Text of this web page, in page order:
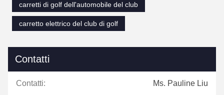
carretti di golf dell'automobile del club
carretto elettrico del club di golf
Contatti
Contatti: Ms. Pauline Liu